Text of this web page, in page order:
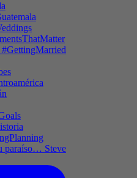
paraíso… Steve